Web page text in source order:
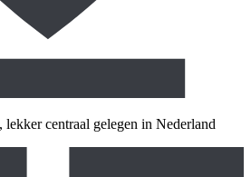
lekker centraal gelegen in Nederland